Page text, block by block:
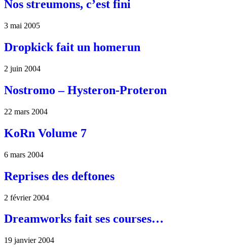
Nos streumons, c’est fini
3 mai 2005
Dropkick fait un homerun
2 juin 2004
Nostromo – Hysteron-Proteron
22 mars 2004
KoRn Volume 7
6 mars 2004
Reprises des deftones
2 février 2004
Dreamworks fait ses courses…
19 janvier 2004